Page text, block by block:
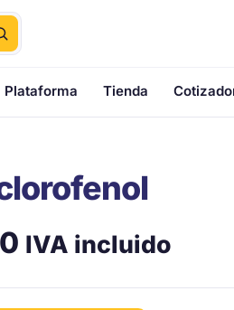
Plataforma Tienda
IVA incluido